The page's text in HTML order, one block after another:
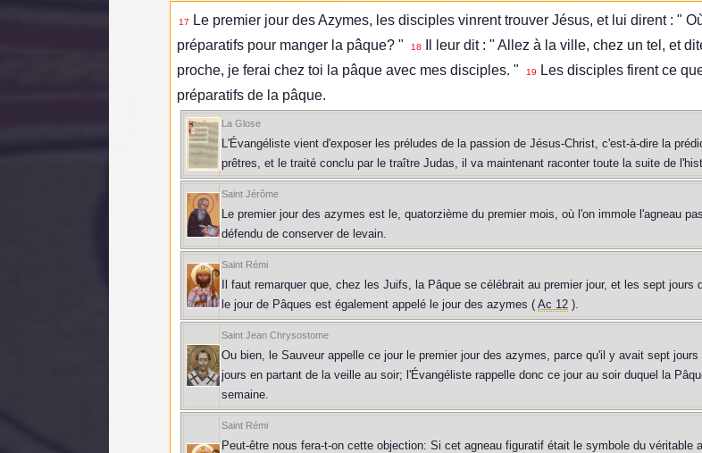
17
Le premier jour des Azymes, les disciples vinrent trouver Jésus, et lui dirent : "
préparatifs pour manger la pâque? "
18
Il leur dit : " Allez à la ville, chez un tel, et
proche, je ferai chez toi la pâque avec mes disciples. "
19
Les disciples firent ce
préparatifs de la pâque.
La Glose
L'Évangéliste vient d'exposer les préludes de la passion de Jésus-Christ, c'est-à-dire la
prêtres, et le traité conclu par le traître Judas, il va maintenant raconter toute la suite de
Saint Jérôme
Le premier jour des azymes est le, quatorzième du premier mois, où l'on immole l'agneau
défendu de conserver de levain.
Saint Rémi
Il faut remarquer que, chez les Juifs, la Pâque se célébrait au premier jour, et les sept
le jour de Pâques est également appelé le jour des azymes ( Ac 12 ).
Saint Jean Chrysostome
Ou bien, le Sauveur appelle ce jour le premier jour des azymes, parce qu'il y avait sept
jours en partant de la veille au soir; l'Évangéliste rappelle donc ce jour au soir duquel la
semaine.
Saint Rémi
Peut-être nous fera-t-on cette objection: Si cet agneau figuratif était le symbole du véritable